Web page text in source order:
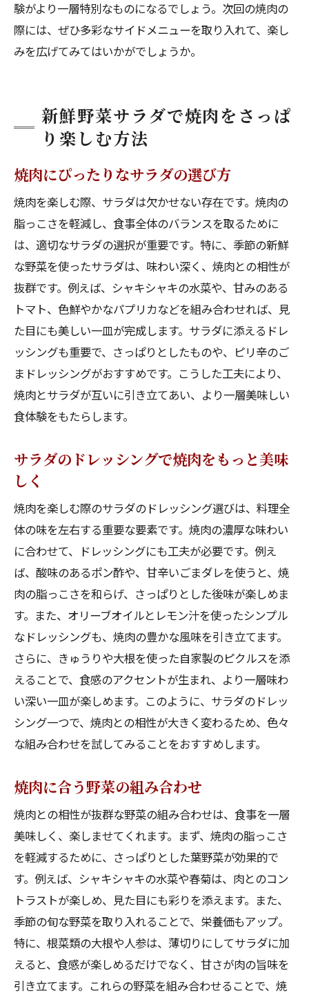
験がより一層特別なものになるでしょう。次回の焼肉の
際には、ぜひ多彩なサイドメニューを取り入れて、楽し
みを広げてみてはいかがでしょうか。
新鮮野菜サラダで焼肉をさっぱ
り楽しむ方法
焼肉にぴったりなサラダの選び方
焼肉を楽しむ際、サラダは欠かせない存在です。焼肉の
脂っこさを軽減し、食事全体のバランスを取るために
は、適切なサラダの選択が重要です。特に、季節の新鮮
な野菜を使ったサラダは、味わい深く、焼肉との相性が
抜群です。例えば、シャキシャキの水菜や、甘みのある
トマト、色鮮やかなパプリカなどを組み合わせれば、見
た目にも美しい一皿が完成します。サラダに添えるドレ
ッシングも重要で、さっぱりとしたものや、ピリ辛のご
まドレッシングがおすすめです。こうした工夫により、
焼肉とサラダが互いに引き立てあい、より一層美味しい
食体験をもたらします。
サラダのドレッシングで焼肉をもっと美味
しく
焼肉を楽しむ際のサラダのドレッシング選びは、料理全
体の味を左右する重要な要素です。焼肉の濃厚な味わい
に合わせて、ドレッシングにも工夫が必要です。例え
ば、酸味のあるポン酢や、甘辛いごまダレを使うと、焼
肉の脂っこさを和らげ、さっぱりとした後味が楽しめま
す。また、オリーブオイルとレモン汁を使ったシンプル
なドレッシングも、焼肉の豊かな風味を引き立てます。
さらに、きゅうりや大根を使った自家製のピクルスを添
えることで、食感のアクセントが生まれ、より一層味わ
い深い一皿が楽しめます。このように、サラダのドレッ
シング一つで、焼肉との相性が大きく変わるため、色々
な組み合わせを試してみることをおすすめします。
焼肉に合う野菜の組み合わせ
焼肉との相性が抜群な野菜の組み合わせは、食事を一層
美味しく、楽しませてくれます。まず、焼肉の脂っこさ
を軽減するために、さっぱりとした葉野菜が効果的で
す。例えば、シャキシャキの水菜や春菊は、肉とのコン
トラストが楽しめ、見た目にも彩りを添えます。また、
季節の旬な野菜を取り入れることで、栄養価もアップ。
特に、根菜類の大根や人参は、薄切りにしてサラダに加
えると、食感が楽しめるだけでなく、甘さが肉の旨味を
引き立てます。これらの野菜を組み合わせることで、焼